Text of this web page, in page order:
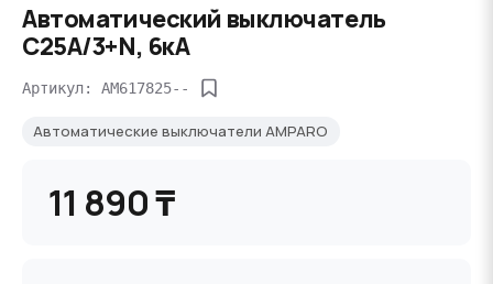
Автоматический выключатель
C25А/3+N, 6кА
Артикул: AM617825--
Автоматические выключатели AMPARO
11 890 ₸